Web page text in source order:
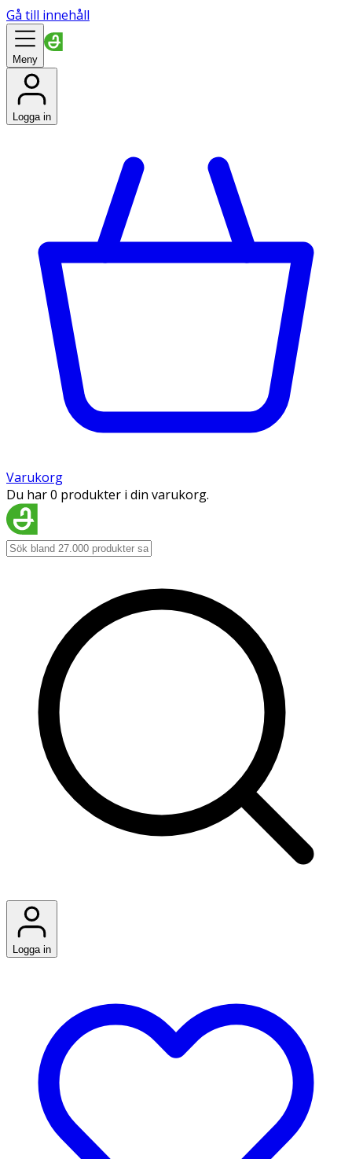
Gå till innehåll
Meny
Logga in
Varukorg
Du har 0 produkter i din varukorg.
Logga in